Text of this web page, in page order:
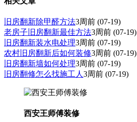
旧房翻新除甲醛方法3周前 (07-19)
老房子旧房翻新最佳方法3周前 (07-19)
旧房翻新装水电处理3周前 (07-19)
农村旧房翻新后如何装修3周前 (07-19)
旧房翻新墙如何处理3周前 (07-19)
旧房翻修怎么找施工人 3周前 (07-19)
西安王师傅装修